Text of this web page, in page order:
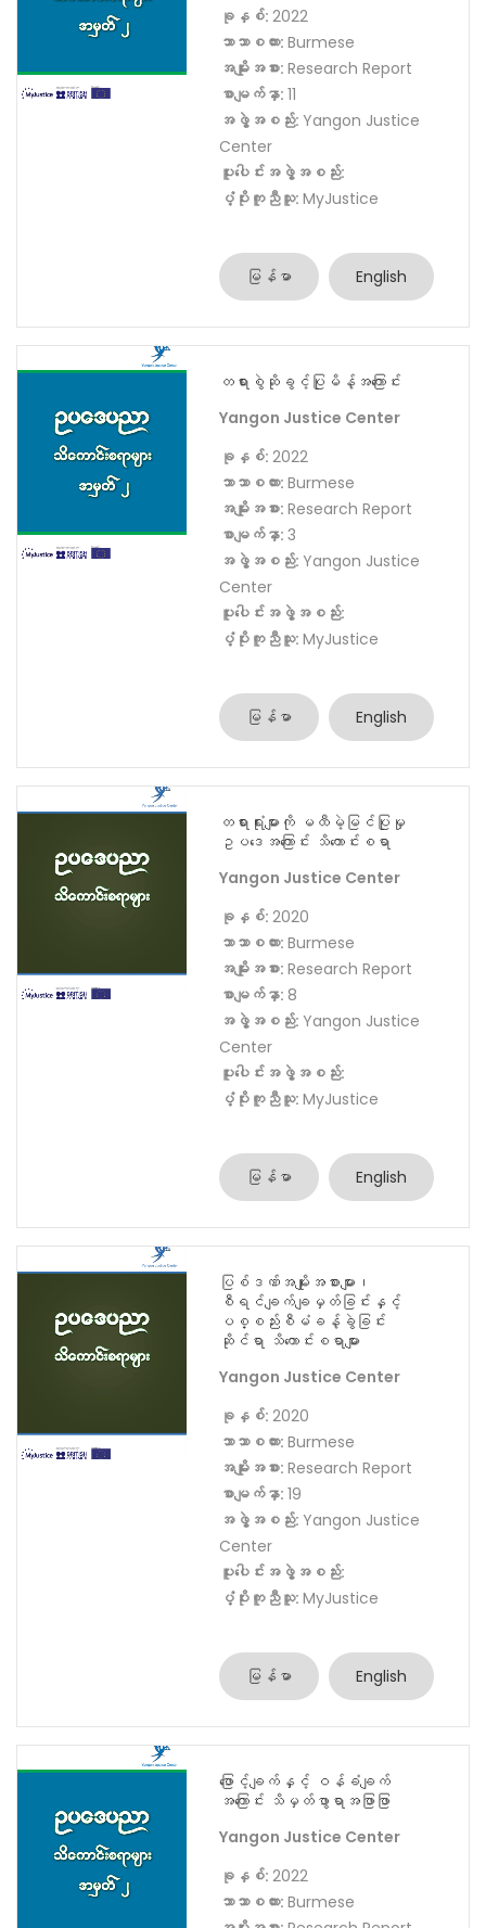
ပံ့ပိုးကူညီသူ:MyJustice
မြန်မာ
တရားခံပြေးလက်ခံခြင်းနှင့်
တရားခံပြေးအကြောင်း သိကောင်းစရာ
Yangon Justice Center
ခုနှစ်:
အမျိုးအစား:Research Report
စာမျက်နှာ:
အဖွဲ့အစည်း: Yangon Justice
Center
ပူးပေါင်းအဖွဲ့အစည်း:
ပံ့ပိုးကူညီသူ:
မြန်မာ English
တရားစွဲဆိုခွင့်ပြုမိန့်အကြောင်း
Yangon Justice Center
ခုနှစ်:
အမျိုးအစား:Research Report
3
အဖွဲ့အစည်း:Yangon Justice
ပူးပေါင်းအဖွဲ့အစည်း:
ပံ့ပိုးကူညီသူ:MyJustice
မြန်မာ
တရားရုံးများကို မထီမဲ့မြင်ပြုမှု
ဥပဒေအကြောင်း သိကောင်းစရာ
Yangon Justice Center
ခုနှစ်:
အမျိုးအစား:Research Report
စာမျက်နှာ:
အဖွဲ့အစည်း:Yangon Justice
Center
ပူးပေါင်းအဖွဲ့အစည်း:
ပံ့ပိုးကူညီသူ:MyJustice
မြန်မာ
ပြစ်ဒဏ်အမျိုးအစားများ၊
စီရင်ချက်ချမှတ်ခြင်းနှင့်
ပစ္စည်းစီမံခန့်ခွဲခြင်း
ဆိုင်ရာ သိကောင်းစရာများ
Yangon Justice Center
ခုနှစ်:
အမျိုးအစား:Research Report
စာမျက်နှာ:
အဖွဲ့အစည်း: Yangon Justice
ပူးပေါင်းအဖွဲ့အစည်း:
ပံ့ပိုးကူညီသူ:MyJustice